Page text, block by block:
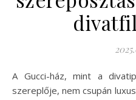
A Gucci-ház, mint a divatipar egyik legmeghatározóbb
szereplője, nem csupán